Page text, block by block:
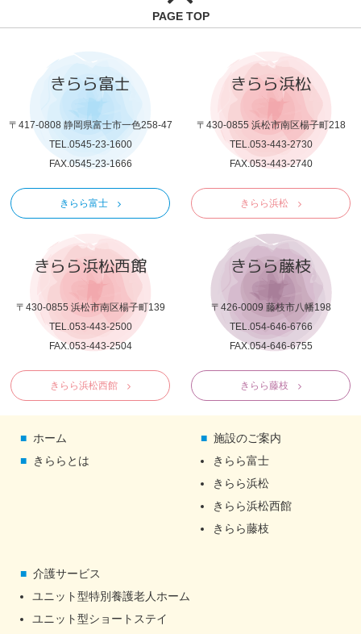
PAGE TOP
きらら富士
〒417-0808 静岡県富士市一色258-47
TEL.0545-23-1600
FAX.0545-23-1666
きらら富士
きらら浜松
〒430-0855 浜松市南区楊子町218
TEL.053-443-2730
FAX.053-443-2740
きらら浜松
きらら浜松西館
〒430-0855 浜松市南区楊子町139
TEL.053-443-2500
FAX.053-443-2504
きらら浜松西館
きらら藤枝
〒426-0009 藤枝市八幡198
TEL.054-646-6766
FAX.054-646-6755
きらら藤枝
ホーム
きららとは
施設のご案内
きらら富士
きらら浜松
きらら浜松西館
きらら藤枝
介護サービス
ユニット型特別養護老人ホーム
ユニット型ショートステイ